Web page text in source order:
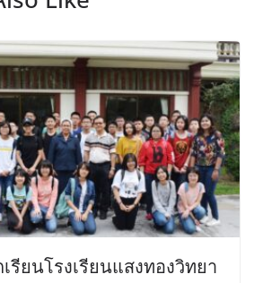
ยนโรงเรียนแสงทองวิทยา